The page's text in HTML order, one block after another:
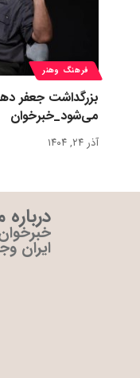
فرهنگ وهنر
بزرگداشت جعفر
می‌شود_خبرخوان
آذر ۲۴, ۱۴۰۴
درباره
ایران